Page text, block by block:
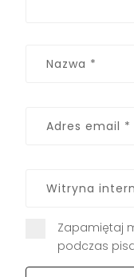
Zapamiętaj
podczas